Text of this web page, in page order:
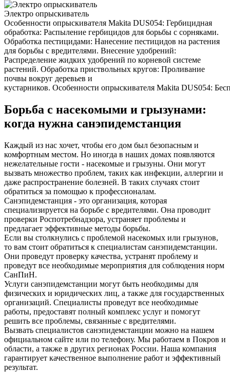
Электро опрыскиватель
Особенности опрыскивателя Makita DUS054: Гербицидная
обработка: Распыление гербицидов для борьбы с сорняками.
Обработка пестицидами: Нанесение пестицидов на растения
для борьбы с вредителями. Внесение удобрений:
Распределение жидких удобрений по корневой системе
растений. Обработка приствольных кругов: Проливание
почвы вокруг деревьев и
кустарников. Особенности опрыскивателя Makita DUS054:
Борьба с насекомыми и грызунами:
когда нужна санэпидемстанция
Каждый из нас хочет, чтобы его дом был безопасным и
комфортным местом. Но иногда в наших домах появляются
нежелательные гости - насекомые и грызуны. Они могут
вызвать множество проблем, таких как инфекции, аллергии и
даже распространение болезней. В таких случаях стоит
обратиться за помощью к профессионалам.
Санэпидемстанция - это организация, которая
специализируется на борьбе с вредителями. Она проводит
проверки Роспотребнадзора, устраняет проблемы и
предлагает эффективные методы борьбы.
Если вы столкнулись с проблемой насекомых или грызунов,
то вам стоит обратиться к специалистам санэпидемстанции.
Они проведут проверку качества, устранят проблему и
проведут все необходимые мероприятия для соблюдения норм
СанПиН.
Услуги санэпидемстанции могут быть необходимы для
физических и юридических лиц, а также для государственных
организаций. Специалисты проведут все необходимые
работы, предоставят полный комплекс услуг и помогут
решить все проблемы, связанные с вредителями.
Вызвать специалистов санэпидемстанции можно на нашем
официальном сайте или по телефону. Мы работаем в Покров и
области, а также в других регионах России. Наша компания
гарантирует качественное выполнение работ и эффективный
результат.